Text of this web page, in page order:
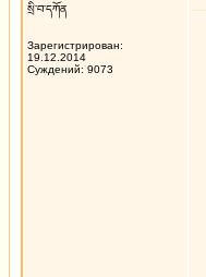
སྲི་བ་དཀོན
Зарегистрирован:
19.12.2014
Суждений: 9073